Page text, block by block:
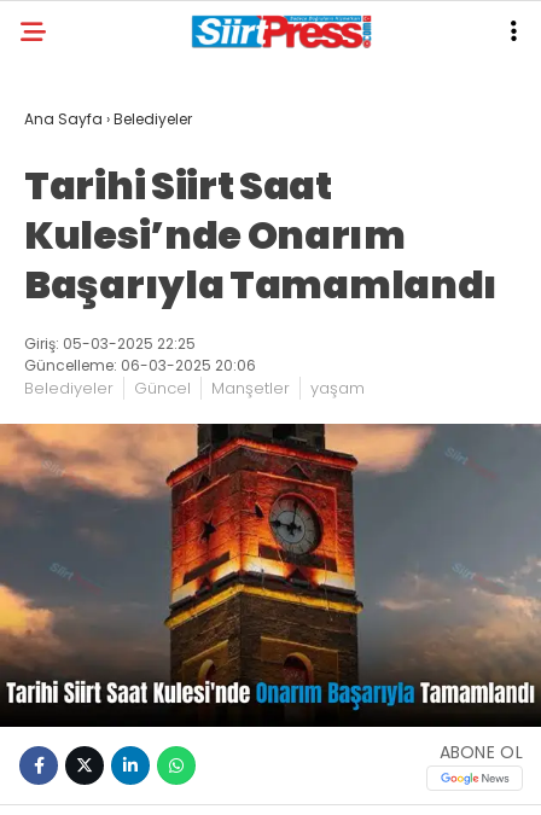
Ana Sayfa ›Belediyeler
Tarihi Siirt Saat
Kulesi’nde Onarım
Başarıyla Tamamlandı
Giriş: 05-03-2025 22:25
Güncelleme: 06-03-2025 20:06
Belediyeler Güncel Manşetler yaşam
ABONE OL